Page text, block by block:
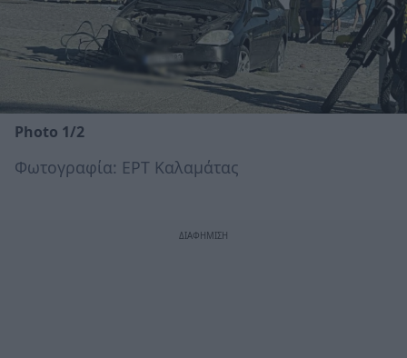
Photo 1/2
Φωτογραφία: ΕΡΤ Καλαμάτας